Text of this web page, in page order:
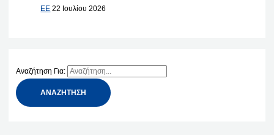
ΕΕ 22 Ιουλίου 2026
Αναζήτηση Για: